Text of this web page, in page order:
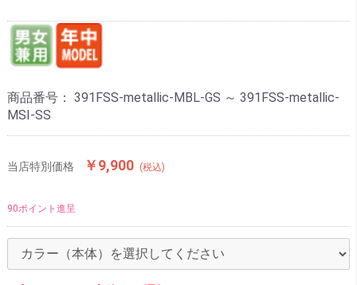
商品番号： 391FSS-metallic-MBL-GS ～ 391FSS-metallic-
MSI-SS
当店特別価格 ￥9,900 (税込)
90ポイント進呈